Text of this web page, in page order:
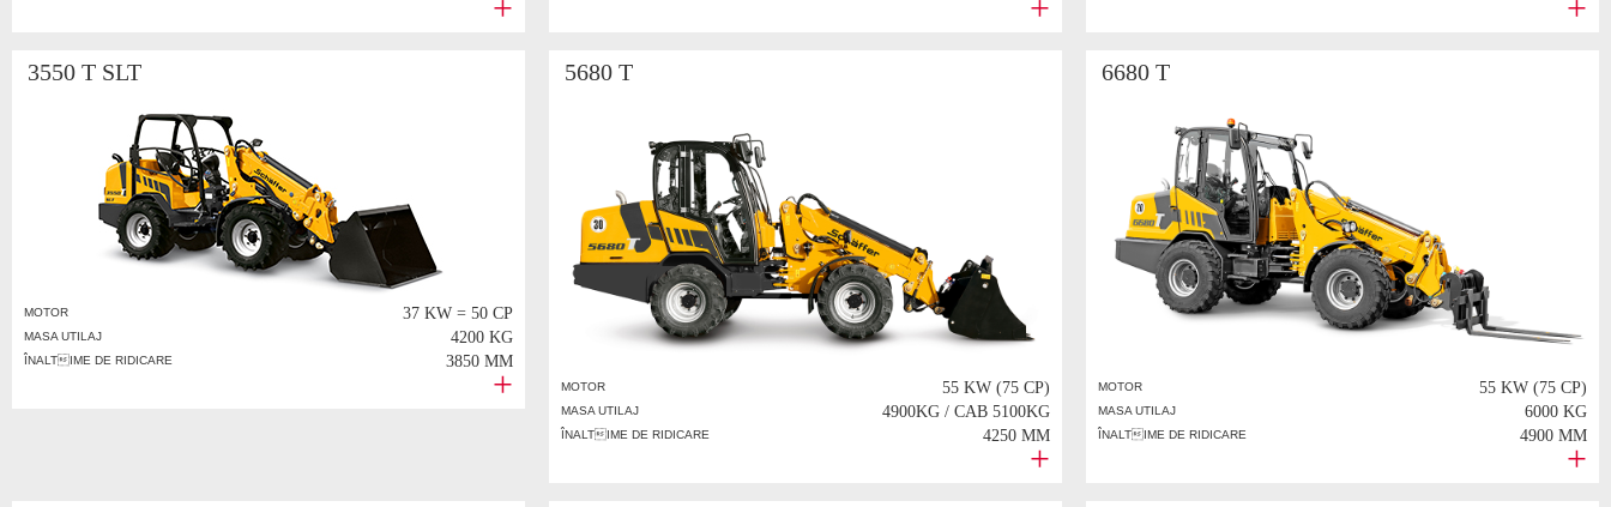
3550 T SLT
MOTOR 37 KW = 50 CP
MASA UTILAJ 4200 KG
ÎNALTIME DE RIDICARE 3850 MM
5680 T
MOTOR 55 KW (75 CP)
MASA UTILAJ 4900KG / CAB 5100KG
ÎNALTIME DE RIDICARE 4250 MM
6680 T
MOTOR 55 KW (75 CP)
MASA UTILAJ 6000 KG
ÎNALTIME DE RIDICARE 4900 MM